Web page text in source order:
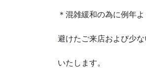
＊混雑緩和の為に例年
避けたご来店および少
いたします。